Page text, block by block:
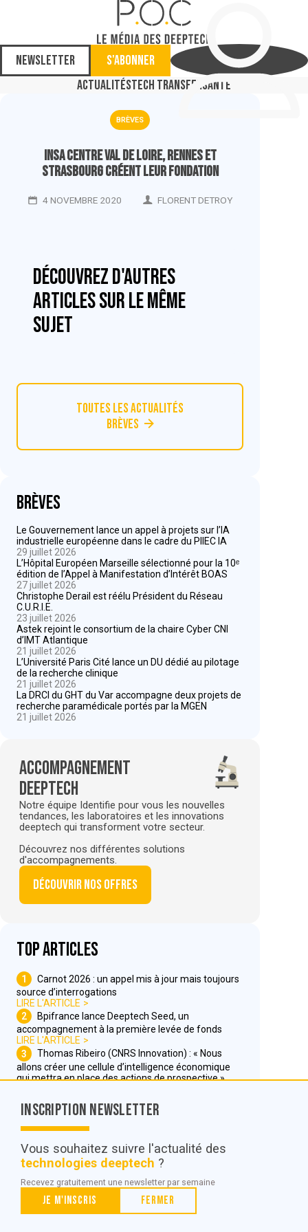
Newsletter
S'abonner
ActualitésTech TransferSanté
BRÈVES
Insa Centre Val de Loire, Rennes et
Strasbourg créent leur fondation
4 NOVEMBRE 2020 FLORENT DETROY
Découvrez d'autres
articles sur le même
sujet
Toutes les actualités
Brèves
Brèves
Le Gouvernement lance un appel à projets sur l’IA
industrielle européenne dans le cadre du PIIEC IA
29 juillet 2026
L’Hôpital Européen Marseille sélectionné pour la 10ᵉ
édition de l’Appel à Manifestation d’Intérêt BOAS
27 juillet 2026
Christophe Derail est réélu Président du Réseau
C.U.R.I.E.
23 juillet 2026
Astek rejoint le consortium de la chaire Cyber CNI
d’IMT Atlantique
21 juillet 2026
L’Université Paris Cité lance un DU dédié au pilotage
de la recherche clinique
21 juillet 2026
La DRCI du GHT du Var accompagne deux projets de
recherche paramédicale portés par la MGEN
21 juillet 2026
Accompagnement
deeptech
Notre équipe Identifie pour vous les nouvelles
tendances, les laboratoires et les innovations
deeptech qui transforment votre secteur.
Découvrez nos différentes solutions
d'accompagnements.
Découvrir nos offres
Top articles
1
Carnot 2026 : un appel mis à jour mais toujours
source d’interrogations
LIRE L'ARTICLE
2
Bpifrance lance Deeptech Seed, un
accompagnement à la première levée de fonds
LIRE L'ARTICLE
3
Thomas Ribeiro (CNRS Innovation) : « Nous
allons créer une cellule d’intelligence économique
qui mettra en place des actions de prospective »
© POC Media 2026
Tous droits réservés.
Qui sommes nous ?
Mentions légales
Inscription Newsletter
Vous souhaitez suivre l'actualité des
technologies deeptech ?
Recevez gratuitement une newsletter par semaine
Je m'inscris Fermer